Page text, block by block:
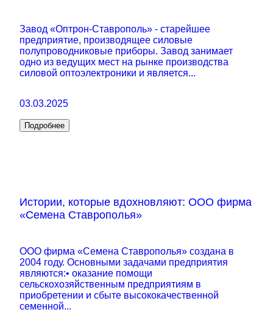
Завод «Оптрон-Ставрополь» - старейшее
предприятие, производящее силовые
полупроводниковые приборы. Завод занимает
одно из ведущих мест на рынке производства
силовой оптоэлектроники и является...
03.03.2025
Подробнее
Истории, которые вдохновляют: ООО фирма
«Семена Ставрополья»
ООО фирма «Семена Ставрополья» создана в
2004 году. Основными задачами предприятия
являются:• оказание помощи
сельскохозяйственным предприятиям в
приобретении и сбыте высококачественной
семенной...